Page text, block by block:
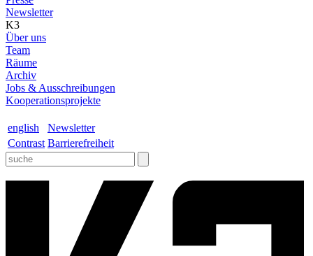
Newsletter
K3
Über uns
Team
Räume
Archiv
Jobs & Ausschreibungen
Kooperationsprojekte
english
Newsletter
Contrast Barrierefreiheit